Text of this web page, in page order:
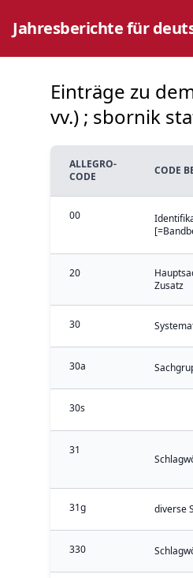
Jahresberichte für
Einträge zu
vv.) ; sbornik
ALLEGRO-
CODE
CODE
00
20
Zusatz
30
30a
30s
31
31g diverse
330